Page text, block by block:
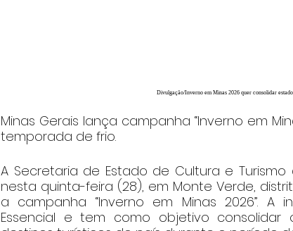
Divulgação/Inverno em Minas 2026 quer consolidar
Minas Gerais lança campanha “Inverno em
temporada de frio.
A Secretaria de Estado de Cultura e Turismo
nesta quinta-feira (28), em Monte Verde,
a campanha “Inverno em Minas 2026”. A
Essencial e tem como objetivo